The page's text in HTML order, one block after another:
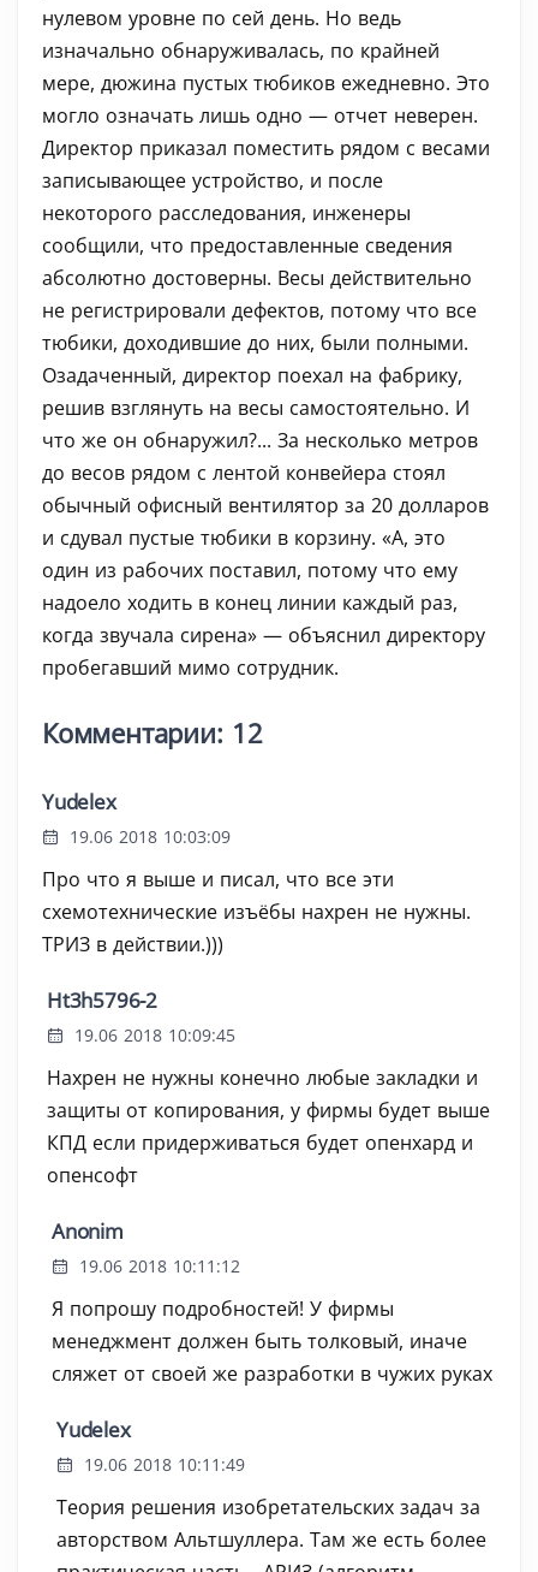
нулевом уровне по сей день. Но ведь
изначально обнаруживалась, по крайней
мере, дюжина пустых тюбиков ежедневно. Это
могло означать лишь одно — отчет неверен.
Директор приказал поместить рядом с весами
записывающее устройство, и после
некоторого расследования, инженеры
сообщили, что предоставленные сведения
абсолютно достоверны. Весы действительно
не регистрировали дефектов, потому что все
тюбики, доходившие до них, были полными.
Озадаченный, директор поехал на фабрику,
решив взглянуть на весы самостоятельно. И
что же он обнаружил?... За несколько метров
до весов рядом с лентой конвейера стоял
обычный офисный вентилятор за 20 долларов
и сдувал пустые тюбики в корзину. «А, это
один из рабочих поставил, потому что ему
надоело ходить в конец линии каждый раз,
когда звучала сирена» — объяснил директору
пробегавший мимо сотрудник.
Комментарии: 12
Yudelex
19.06 2018 10:03:09
Про что я выше и писал, что все эти
схемотехнические изъёбы нахрен не нужны.
ТРИЗ в действии.)))
Ht3h5796-2
19.06 2018 10:09:45
Нахрен не нужны конечно любые закладки и
защиты от копирования, у фирмы будет выше
КПД если придерживаться будет опенхард и
опенсофт
Anonim
19.06 2018 10:11:12
Я попрошу подробностей! У фирмы
менеджмент должен быть толковый, иначе
сляжет от своей же разработки в чужих руках
Yudelex
19.06 2018 10:11:49
Теория решения изобретательских задач за
авторством Альтшуллера. Там же есть более